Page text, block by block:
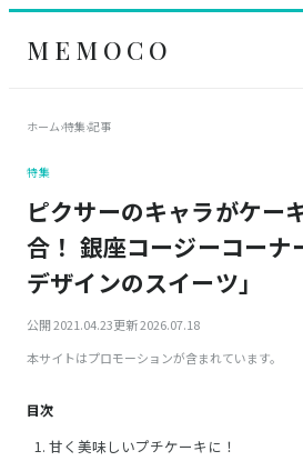
MEMOCO
ホーム›特集›記事
特集
ピクサーのキャラがケー
合！ 銀座コージーコーナ
デザインのスイーツ｣
公開 2021.04.23更新 2026.07.18
本サイトはプロモーションが含まれています。
目次
甘く美味しいプチケーキに！